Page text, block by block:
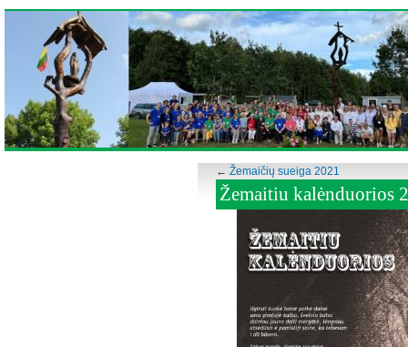
← Žemaičių sueiga 2021
Žemaitiu kalėnduorios